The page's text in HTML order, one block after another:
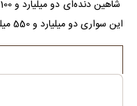
این سواری دو میلیارد و 550 میلیون تومان به فروش می‌رسد.